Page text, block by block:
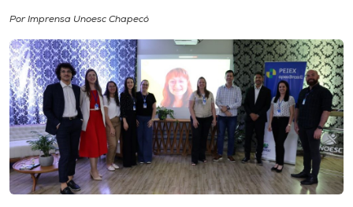
Diplomados
Cultura
CPA
Biblioteca
Por Imprensa Unoesc Chapecó